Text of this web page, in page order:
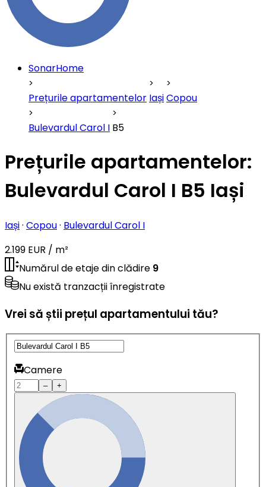
SonarHome
Prețurile apartamentelor IașiCopou
Bulevardul Carol I B5
Prețurile apartamentelor:
Bulevardul Carol I B5 Iași
Iași· Copou· Bulevardul Carol I
2.199 EUR / m²
Numărul de etaje din clădire 9
Nu există tranzacții înregistrate
Vrei să știi prețul apartamentului tău?
Camere
– +